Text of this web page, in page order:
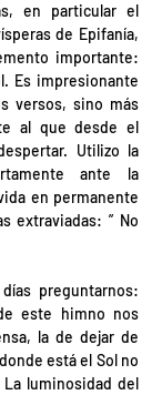
en particular el
de Epifanía,
importante:
Es impresionante
versos, sino más
al que desde el
Utilizo la
ante la
en permanente
extraviadas: ” No
este himno nos
la de dejar de
está el Sol no
luminosidad del